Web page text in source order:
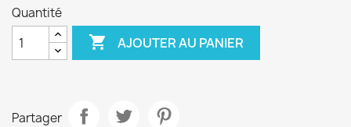
Quantité
 AJOUTER AU PANIER
Partager